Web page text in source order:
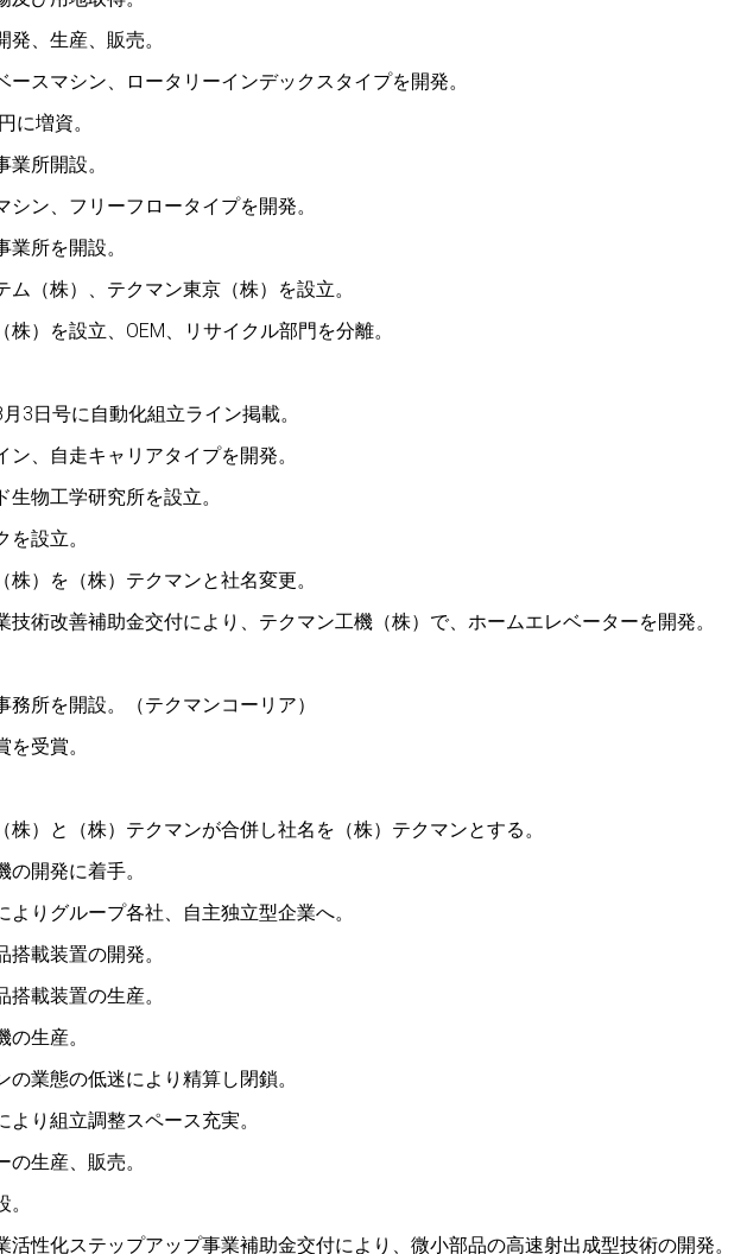
発、生産、販売。
ースマシン、ロータリーインデックスタイプを開発。
に増資。
業所開設。
シン、フリーフロータイプを開発。
所を開設。
ム（株）、テクマン東京（株）を設立。
株）を設立、OEM、リサイクル部門を分離。
3日号に自動化組立ライン掲載。
ン、自走キャリアタイプを開発。
生物工学研究所を設立。
を設立。
株）を（株）テクマンと社名変更。
技術改善補助金交付により、テクマン工機（株）で、ホームエレベーターを開発。
務所を開設。（テクマンコーリア）
を受賞。
株）と（株）テクマンが合併し社名を（株）テクマンとする。
開発に着手。
よりグループ各社、自主独立型企業へ。
搭載装置の開発。
搭載装置の生産。
生産。
の業態の低迷により精算し閉鎖。
より組立調整スペース充実。
生産、販売。
活性化ステップアップ事業補助金交付により、微小部品の高速射出成型技術の開発。